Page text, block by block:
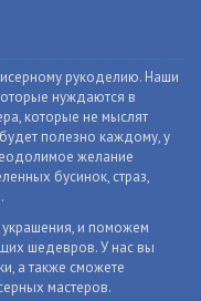
рукоделию. Наши
нуждаются в
которые не мыслят
полезно каждому, у
желание
бусинок, страз,
украшения, и поможем
шедевров. У нас вы
а также сможете
мастеров.